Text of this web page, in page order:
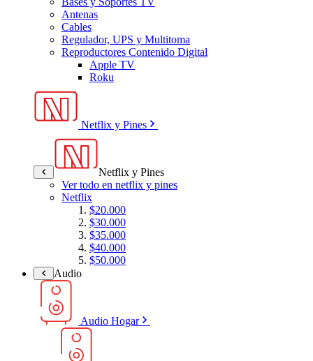
Antenas
Cables
Regulador, UPS y Multitoma
Reproductores Contenido Digital
Apple TV
Roku
Netflix y Pines
Netflix y Pines
Ver todo en netflix y pines
Netflix
$20.000
$30.000
$35.000
$40.000
$50.000
Audio
Audio Hogar